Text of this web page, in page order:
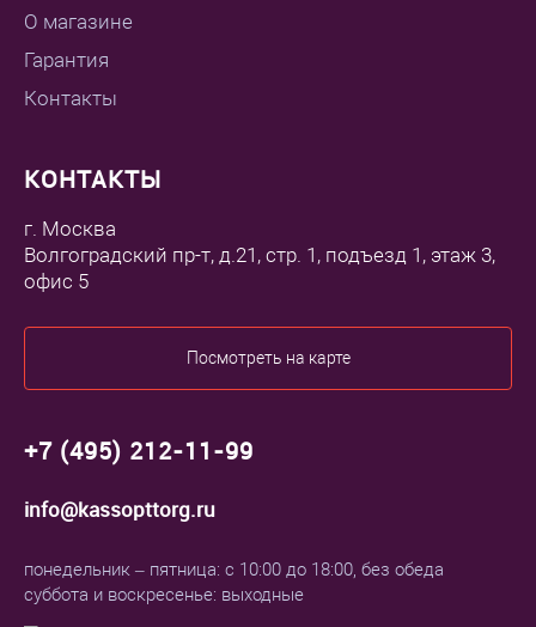
О магазине
Гарантия
Контакты
КОНТАКТЫ
г. Москва
Волгоградский пр-т, д.21, стр. 1, подъезд 1, этаж 3,
офис 5
Посмотреть на карте
+7 (495) 212-11-99
info@kassopttorg.ru
понедельник – пятница: с 10:00 до 18:00, без обеда
суббота и воскресенье: выходные